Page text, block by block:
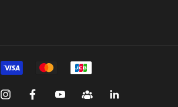
InstagramFacebookYouTubeGroup Linkedin